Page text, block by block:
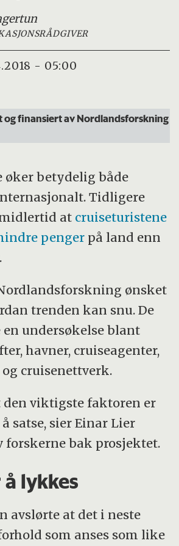
- 05:00
og finansiert av Nordlandsforskning
øker betydelig både
Tidligere
at cruiseturistene
penger på land enn
ønsket
trenden kan snu. De
undersøkelse blant
havner, cruiseagenter,
cruisenettverk.
viktigste faktoren er
satse, sier Einar Lier
forskerne bak prosjektet.
lykkes
avslørte at det i neste
som anses som like